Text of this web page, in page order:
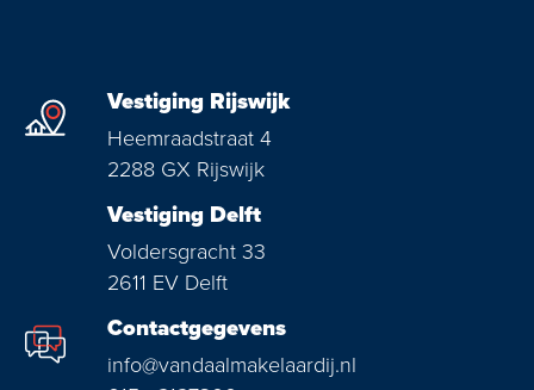
Vestiging Rijswijk
Heemraadstraat 4
2288 GX Rijswijk
Vestiging Delft
Voldersgracht 33
2611 EV Delft
Contactgegevens
info@vandaalmakelaardij.nl